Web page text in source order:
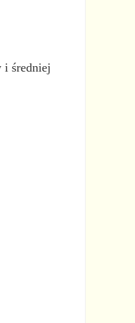
i średniej